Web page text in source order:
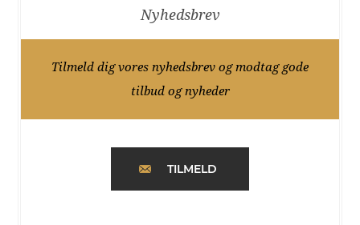
Nyhedsbrev
Tilmeld dig vores nyhedsbrev og modtag gode
tilbud og nyheder
TILMELD